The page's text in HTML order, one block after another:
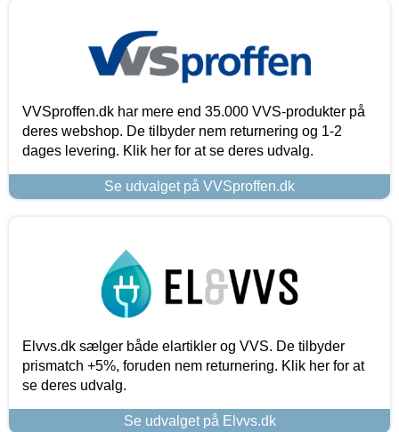
VVSproffen.dk har mere end 35.000 VVS-produkter på
deres webshop. De tilbyder nem returnering og 1-2
dages levering. Klik her for at se deres udvalg.
Se udvalget på VVSproffen.dk
Elvvs.dk sælger både elartikler og VVS. De tilbyder
prismatch +5%, foruden nem returnering. Klik her for at
se deres udvalg.
Se udvalget på Elvvs.dk